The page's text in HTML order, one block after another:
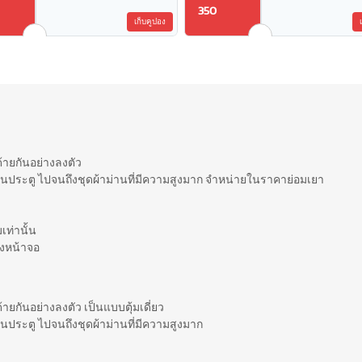
เก็บคูปอง
350
ยกันอย่างลงตัว
ระตู ไปจนถึงชุดผ้าม่านที่มีความสูงมาก จำหน่ายในราคาย่อมเยา
ท่านั้น
หน้าจอ
ยกันอย่างลงตัว เป็นแบบตุ้มเดี่ยว
ประตู ไปจนถึงชุดผ้าม่านที่มีความสูงมาก